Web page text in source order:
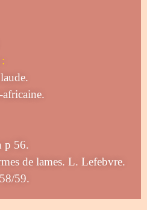
p 56.
de lames. L. Lefebvre.
59.